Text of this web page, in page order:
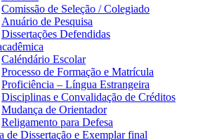
Comissão de Seleção / Colegiado
Anuário de Pesquisa
Dissertações Defendidas
Caléndário Escolar
Processo de Formação e Matrícula
Proficiência – Língua Estrangeira
Disciplinas e Convalidação de Créditos
Mudança de Orientador
Religamento para Defesa
de Dissertação e Exemplar final